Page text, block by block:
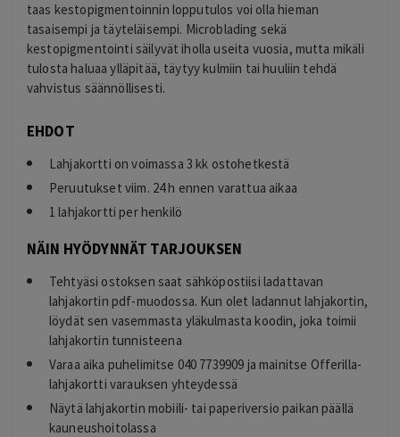
taas kestopigmentoinnin lopputulos voi olla hieman
tasaisempi ja täyteläisempi. Microblading sekä
kestopigmentointi säilyvät iholla useita vuosia, mutta mikäli
tulosta haluaa ylläpitää, täytyy kulmiin tai huuliin tehdä
vahvistus säännöllisesti.
EHDOT
Lahjakortti on voimassa 3 kk ostohetkestä
Peruutukset viim. 24 h ennen varattua aikaa
1 lahjakortti per henkilö
NÄIN HYÖDYNNÄT TARJOUKSEN
Tehtyäsi ostoksen saat sähköpostiisi ladattavan
lahjakortin pdf-muodossa. Kun olet ladannut lahjakortin,
löydät sen vasemmasta yläkulmasta koodin, joka toimii
lahjakortin tunnisteena
Varaa aika puhelimitse 040 7739909 ja mainitse Offerilla-
lahjakortti varauksen yhteydessä
Näytä lahjakortin mobiili- tai paperiversio paikan päällä
kauneushoitolassa